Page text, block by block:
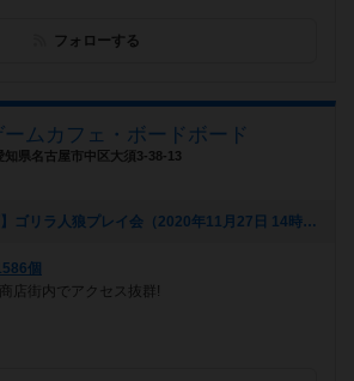
フォローする
ムカフェ・ボードボード
知県名古屋市中区大須3-38-13
[NEW] 【スタッフ企画】ゴリラ人狼プレイ会（2020年11月27日 14時27分）
個
店街内でアクセス抜群!